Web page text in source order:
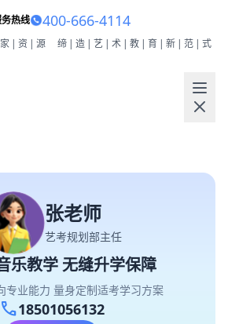
热线 400-666-4114
|资|源 缔|造|艺|术|教|育|新|范|式
张老师
艺考规划部主任
乐教学 无缝升学保障
专业能力 量身定制适考学习方案
call18501056132